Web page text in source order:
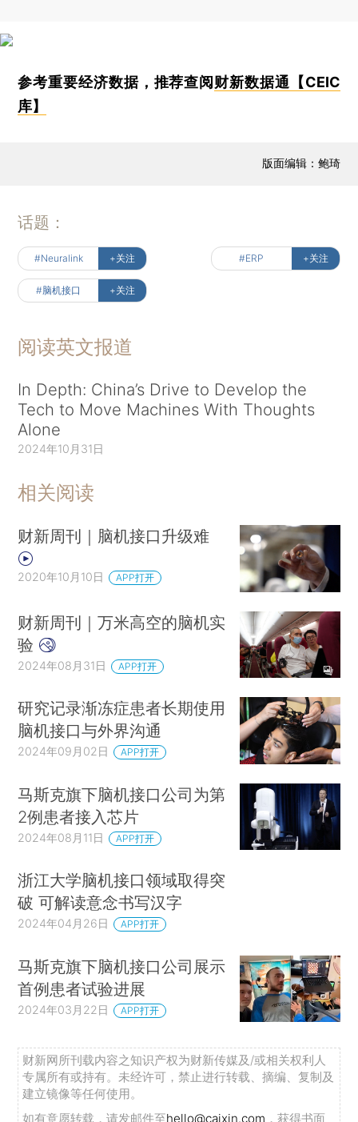
参考重要经济数据，推荐查阅 财新数据通【CEIC
库】
版面编辑：鲍琦
话题：
#Neuralink +关注 #ERP +关注
#脑机接口 +关注
阅读英文报道
In Depth: China’s Drive to Develop the
Tech to Move Machines With Thoughts
Alone
2024年10月31日
相关阅读
财新周刊｜脑机接口升级难
2020年10月10日 APP打开
财新周刊｜万米高空的脑机实
验
2024年08月31日 APP打开
研究记录渐冻症患者长期使用
脑机接口与外界沟通
2024年09月02日 APP打开
马斯克旗下脑机接口公司为第
2例患者接入芯片
2024年08月11日 APP打开
浙江大学脑机接口领域取得突
破 可解读意念书写汉字
2024年04月26日 APP打开
马斯克旗下脑机接口公司展示
首例患者试验进展
2024年03月22日 APP打开
财新网所刊载内容之知识产权为财新传媒及/或相关权利人
专属所有或持有。未经许可，禁止进行转载、摘编、复制及
建立镜像等任何使用。
如有意愿转载，请发邮件至hello@caixin.com ，获得书面